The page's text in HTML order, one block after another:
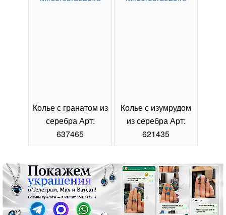
Колье с гранатом из
серебра Арт:
637465
Колье с изумрудом
из серебра Арт:
621435